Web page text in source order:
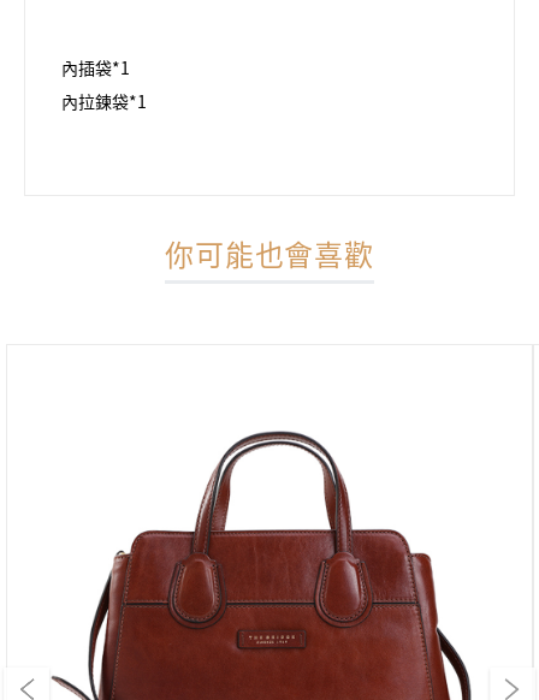
內插袋*1
內拉鍊袋*1
你可能也會喜歡